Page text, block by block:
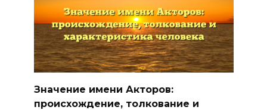
Значение имени Акторов:
происхождение, толкование и